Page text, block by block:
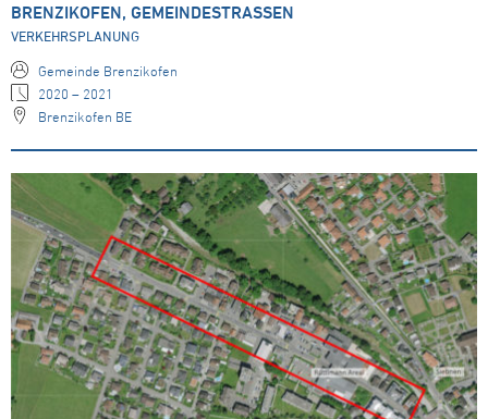
BRENZIKOFEN, GEMEINDESTRASSEN
VERKEHRSPLANUNG
Gemeinde Brenzikofen
2020 – 2021
Brenzikofen BE